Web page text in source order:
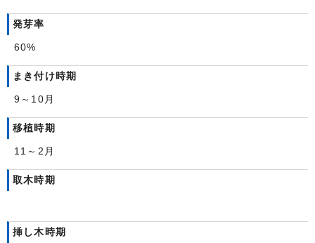
発芽率
60%
まき付け時期
9～10月
移植時期
11～2月
取木時期
挿し木時期